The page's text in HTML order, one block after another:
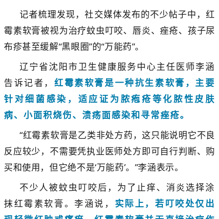
记者梳理发现，社交媒体发布的不少帖子中，红
霉素软膏被视为治疗蚊虫叮咬、唇炎、痤疮、孩子尿
布疹甚至缓解“黑眼圈”的“万能药”。
辽宁省沈阳市卫生健康服务中心主任医师李涵
告诉记者， 红霉素软膏是一种抗生素软膏，主要
针对细菌感染，适应证为脓疱疮等化脓性皮肤
病、小面积烧伤、溃疡面感染和寻常痤疮。
“红霉素软膏是乙类非处方药，这只能说明它不良
反应较少，不需要凭执业医师处方即可自行判断、购
买和使用，但它绝不是‘万能药’。”李涵表示。
不少人被蚊虫叮咬后，为了止痒、消炎选择涂
抹红霉素软膏。李涵说， 实际上，若叮咬处仅出